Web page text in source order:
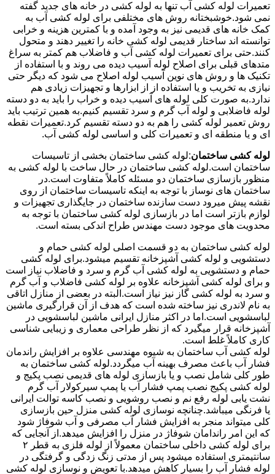
تعمیرات لوله کشی آب تنها به لوله کشی در خانه های جدید گفته
نمی شود.خوشبختانه روش های مختلفی برای لوله کشی آب به
کمک خانه های قدیمی نیز به وجود آمده و با کمترین هزینه و خرابی
توانسته اند ساختار قدیمی لوله کشی خانه را تغییر دهند و متحول
کنند.حتی برای تعمیرات لوله کشی آب و فاضلاب هم کمتر به سراغ
متدهای قبلی برای اصلاح لوله آسیب دیده می روند و با استفاده از
تکنیک ها و روش های نوین آسیب لوله اصلاح می شود که دیگر حتی
نیازی به تخریب و یا استفاده از از ابزارها و تجهیزات زیادی هم
ندارد.به صورت کلی لوله های آسیب دیده و خراب را باید به دو دسته
لوله فاضلابی و لوله آب گرم و سرد تقسیم کنیم.به همین ترتیب باید
روش تعمیر لوله کشی را هم به دو دسته تقسیم کرد.تعمیرات نقطه
ای و یا منطقه ای و تعمیرات کلی و اساسی لوله کشی آب.
لوله کشی ساختمان:لوله کشی ساختمان بخشی از تاسیسات
ساختمان است.لوله کشی ساختمان در حال ساخت با لوله کشی به
منظور بازسازی ساختمان دو مسئله کاملاً متفاوت است.در
ساختمان های نوساز با توجه به اینکه تاسیسات ساختمان از روی
نقشه پیش میرود دست سازنده ساختمان در جایگذاری تجهیزات و
لوازم بازتر است اما در بازسازی لوله کشی ساختمان با توجه به
محدویت های موجود دست مهندس طراح اندکی بسته است.
لوله کشی ساختمان به دو قسمت اصلی لوله کشی حمام و
دستشویی و لوله کشی آشپزخانه تقسیم میشود.برای لوله کشی
حمام و دستشویی به لوله کشی آب گرم و سرد و فاضلاب نیاز است
و برای لوله کشی آشپزخانه علاوه بر لوله کشی فاضلاب و آب گرم
و سرد به لوله کشی گاز نیز نیاز است.البته در بعضی از منازل اتاقی
به نام لاندری نیز ساخته شده است که هدف از آن قرارگیری ماشین
لباسشویی است.اما در اکثر منازل ایرانی ماشین لباسشویی در
آشپزخانه قرار میگیرد که از نظر طراحی معماری و زیبایی شناسی
کاری کاملاً غلط است.
لوله کشی آب ساختمان به شیوه مهندسی علاوه بر افزایش راندمان
فشار آب باعث مصرف بهینه آب میگردد.لوله کشی ساختمان به
طور کلی شامل نصب و یا بازسازی لوله های قدیمی نصب پکیج و
لوله کشی پکیج نصب پمپ فشار آب یا پمپ سیرکولار آب گرم
نشت یابی لوله رفع نم و نصب روشویی و نصب کاسه توالت ایرانی
یا فرنگی میباشد.چنانچه نوسازی لوله کشی منزل حین بازسازی
کلی میتواند منجر به افزایش فشار آب مصرفی و آب شوفاژ شود
که این امر راندامان شوفاژ در منزل را افزایش میدهد.از آنجایی که
برای لوله کشی داخلی ساختمان معمولاً از لوله فلزی به قطر ۲
سانتیمتری استفاده میشود پس از مدتی زنگ زدگی و گرفتگی در
لوله فشار آب را بسیار کاهش میدهد.با تعویض و نوسازی لوله کشی